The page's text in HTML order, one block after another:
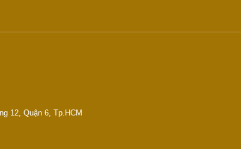
12, Quận 6, Tp.HCM